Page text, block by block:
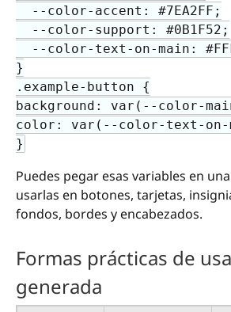
  --color-accent: #7EA2FF;
  --color-support: #0B1F52;
--color-text-on-main:
}
.example-button {
background: var(--color-
color: var(--color-text-on-
}
Puedes pegar esas variables en
usarlas en botones, tarjetas,
fondos, bordes y encabezados.
Formas prácticas de
generada